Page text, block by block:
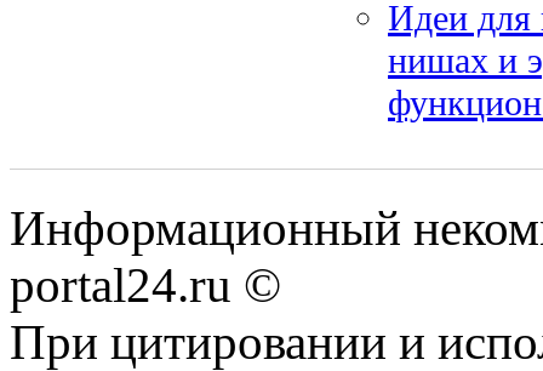
Идеи для
нишах и
Информационный
portal24.ru ©
При цитировании и